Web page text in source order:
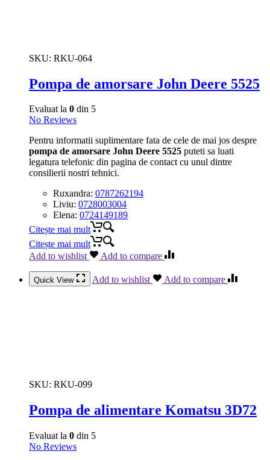
SKU: RKU-064
Pompa de amorsare John Deere 5525
Evaluat la 0 din 5
No Reviews
Pentru informatii suplimentare fata de cele de mai jos despre
pompa de amorsare John Deere 5525 puteti sa luati
legatura telefonic din pagina de contact cu unul dintre
consilierii nostri tehnici.
Ruxandra: 0787262194
Liviu: 0728003004
Elena: 0724149189
Citește mai mult
Citește mai mult
Add to wishlist
Add to compare
Quick View Add to wishlist Add to compare
SKU: RKU-099
Pompa de alimentare Komatsu 3D72
Evaluat la 0 din 5
No Reviews